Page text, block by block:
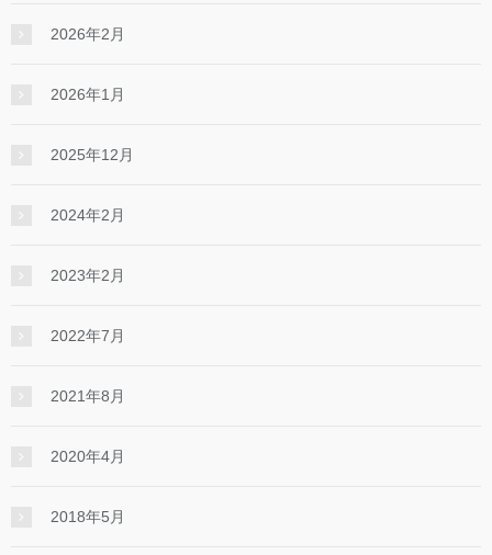
2026年2月
2026年1月
2025年12月
2024年2月
2023年2月
2022年7月
2021年8月
2020年4月
2018年5月